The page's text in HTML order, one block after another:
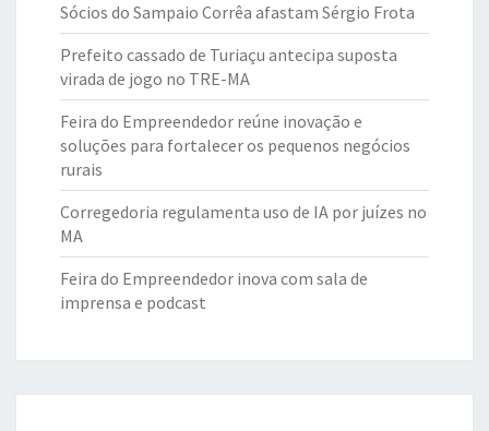
Sócios do Sampaio Corrêa afastam Sérgio Frota
Prefeito cassado de Turiaçu antecipa suposta
virada de jogo no TRE-MA
Feira do Empreendedor reúne inovação e
soluções para fortalecer os pequenos negócios
rurais
Corregedoria regulamenta uso de IA por juízes no
MA
Feira do Empreendedor inova com sala de
imprensa e podcast